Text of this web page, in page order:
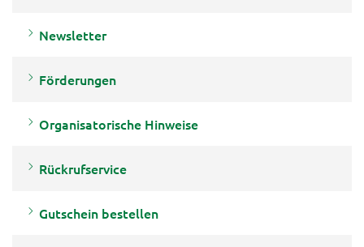
Newsletter
Förderungen
Organisatorische Hinweise
Rückrufservice
Gutschein bestellen